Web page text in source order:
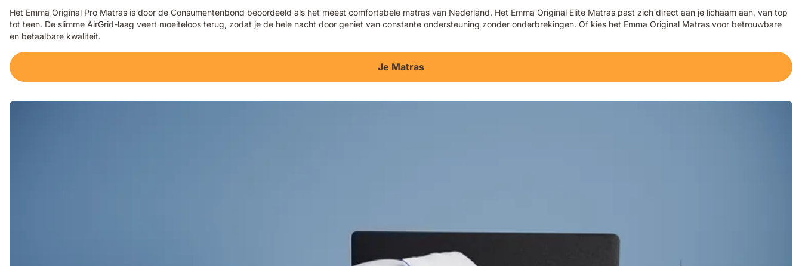
Het Emma Original Pro Matras is door de Consumentenbond beoordeeld als het meest comfortabele matras van Nederland. Het Emma Original Elite Matras past zich direct aan je lichaam aan, van top
tot teen. De slimme AirGrid-laag veert moeiteloos terug, zodat je de hele nacht door geniet van constante ondersteuning zonder onderbrekingen. Of kies het Emma Original Matras voor betrouwbare
en betaalbare kwaliteit.
Je Matras